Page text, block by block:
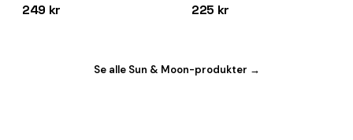
249 kr 225 kr
Se alle Sun & Moon-produkter →